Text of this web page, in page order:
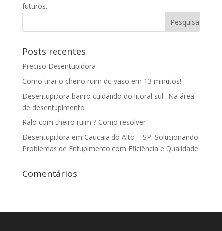
futuros.
Posts recentes
Preciso Desentupidora
Como tirar o cheiro ruim do vaso em 13 minutos!
Desentupidora bairro cuidando do litoral sul . Na área
de desentupimento
Ralo com cheiro ruim ? Como resolver
Desentupidora em Caucaia do Alto – SP: Solucionando
Problemas de Entupimento com Eficiência e Qualidade
Comentários